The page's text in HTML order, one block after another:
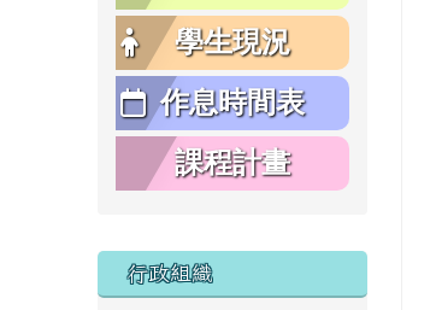
學生現況
作息時間表
課程計畫
行政組織